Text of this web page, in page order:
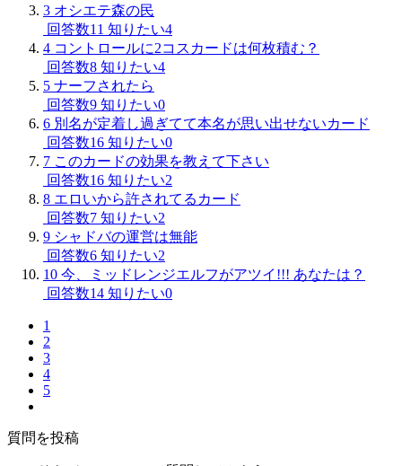
3 オシエテ森の民
回答数11 知りたい4
4 コントロールに2コスカードは何枚積む？
回答数8 知りたい4
5 ナーフされたら
回答数9 知りたい0
6 別名が定着し過ぎてて本名が思い出せないカード
回答数16 知りたい0
7 このカードの効果を教えて下さい
回答数16 知りたい2
8 エロいから許されてるカード
回答数7 知りたい2
9 シャドバの運営は無能
回答数6 知りたい2
10 今、ミッドレンジエルフがアツイ!!! あなたは？
回答数14 知りたい0
1
2
3
4
5
質問を投稿